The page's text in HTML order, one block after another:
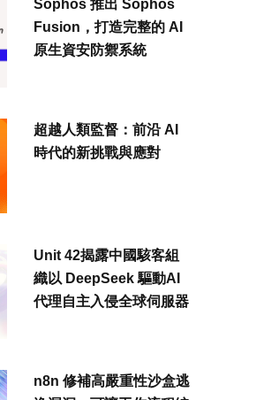
Sophos 推出 Sophos
Fusion，打造完整的 AI
原生資安防禦系統
超越人類監督：前沿 AI
時代的新挑戰與應對
Unit 42揭露中國駭客組
織以 DeepSeek 驅動AI
代理自主入侵全球伺服器
n8n 修補高嚴重性沙盒逃